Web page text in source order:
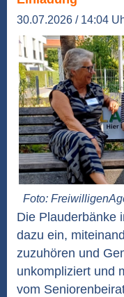
30.07.2026 / 14:04
Foto:
Die Plauderbänke
dazu ein,
zuzuhören und
unkompliziert und
vom